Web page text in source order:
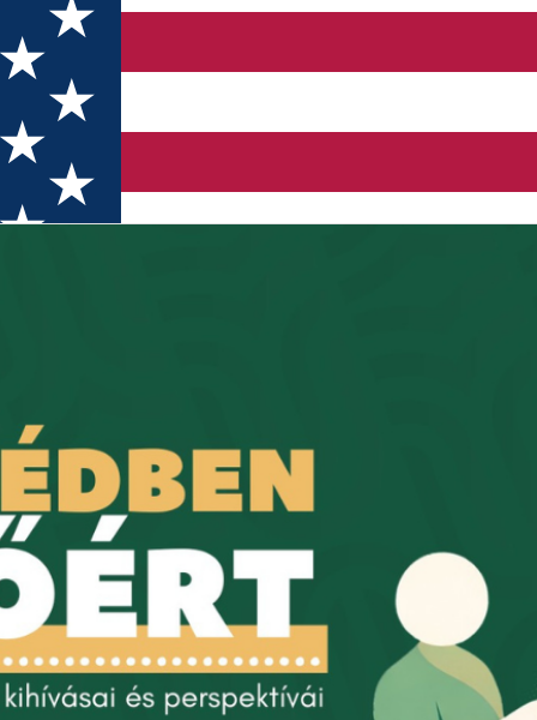
és -kutatás kihívásai és perspektívái